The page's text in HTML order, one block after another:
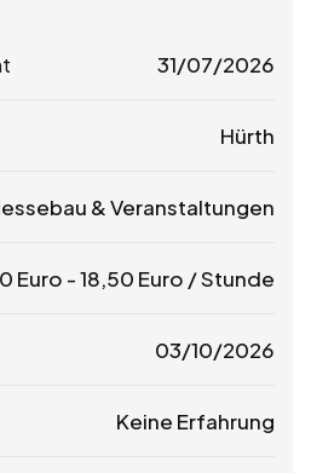
31/07/2026
Hürth
& Veranstaltungen
Euro -18,50 Euro / Stunde
03/10/2026
Keine Erfahrung